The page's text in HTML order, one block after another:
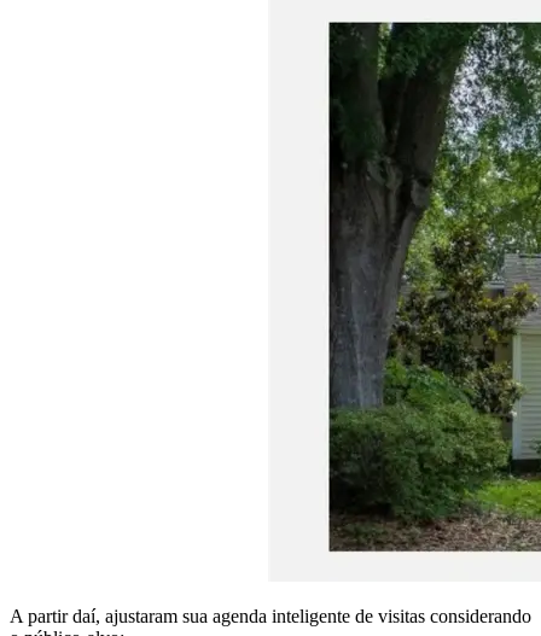
A partir daí, ajustaram sua agenda inteligente de visitas considerando